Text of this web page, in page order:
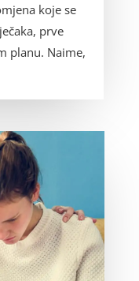
koje se
prve
planu. Naime,